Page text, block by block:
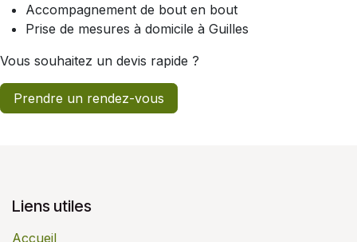
Accompagnement de bout en bout
Prise de mesures à domicile à Guilles
Vous souhaitez un devis rapide ?
Prendre un rendez-vous
Liens utiles
Accueil